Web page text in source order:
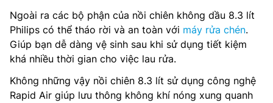
Ngoài ra các bộ phận của nồi chiên không dầu 8.3 lít
Philips có thể tháo rời và an toàn với máy rửa chén.
Giúp bạn dễ dàng vệ sinh sau khi sử dụng tiết kiệm
khá nhiều thời gian cho việc lau rửa.
Không những vậy nồi chiên 8.3 lít sử dụng công nghệ
Rapid Air giúp lưu thông không khí nóng xung quanh